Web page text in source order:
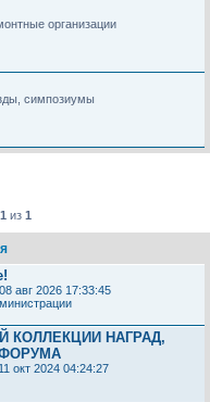
организации
симпозиумы
1 из 1
авг 2026 17:33:45
КОЛЛЕКЦИИ НАГРАД,
ФОРУМА
окт 2024 04:24:27